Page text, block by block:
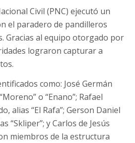
Civil (PNC) ejecutó un
el paradero de pandilleros
Gracias al equipo otorgado por
lograron capturar a
como: José Germán
o “Enano”; Rafael
alias “El Rafa”; Gerson Daniel
“Skliper”; y Carlos de Jesús
miembros de la estructura